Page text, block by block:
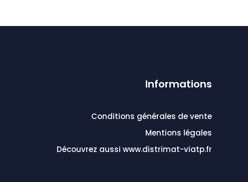
Informations
Conditions générales de vente
Mentions légales
Découvrez aussi www.distrimat-viatp.fr